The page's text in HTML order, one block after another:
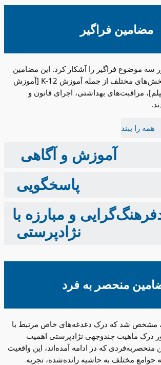
مضامین فراگیر
موضوع فراگیر را آشکار کرد. این مضامین
حوزه‌های تمرکز در بخش‌های مختلف از جمله آموزش K-12 [آموزش
تا دیپلم]، مراقبت‌های بهداشتی، اجرای قانون و
همه را ببند
آموزش و آگاهی
پاسخگویی
و مبارزه با
نژادپرستی
منحصر به فرد
مشخص شد که درک دغدغه‌های خاص مرتبط با
درک ماهیت چندوجهی نژادپرستی اهمیت
منحصربه‌فردی که در ادامه آمده‌اند، این واقعیت
جوامع مختلف به حاشیه رانده‌شده، تجربه